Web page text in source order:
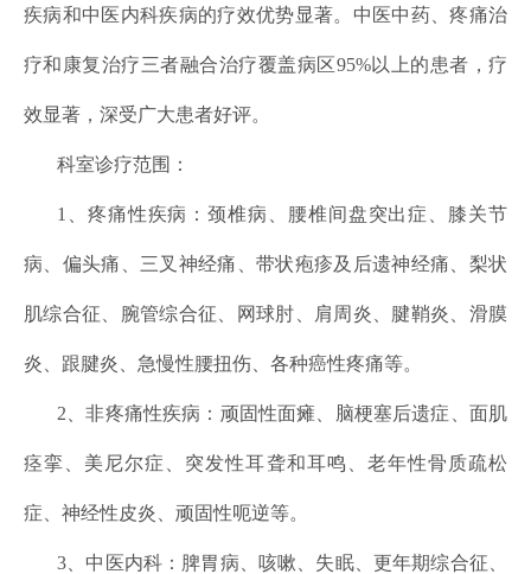
疾病和中医内科疾病的疗效优势显著。中医中药、疼痛治
疗和康复治疗三者融合治疗覆盖病区95%以上的患者，疗
效显著，深受广大患者好评。
科室诊疗范围：
1、疼痛性疾病：颈椎病、腰椎间盘突出症、膝关节
病、偏头痛、三叉神经痛、带状疱疹及后遗神经痛、梨状
肌综合征、腕管综合征、网球肘、肩周炎、腱鞘炎、滑膜
炎、跟腱炎、急慢性腰扭伤、 各种癌性疼痛等。
2、非疼痛性疾病：顽固性面瘫、脑梗塞后遗症、面肌
痉挛、美尼尔症、突发性耳聋和耳鸣、老年性骨质疏松
症、神经性皮炎、顽固性呃逆等。
3、中医内科：脾胃病、咳嗽、失眠、更年期综合征、